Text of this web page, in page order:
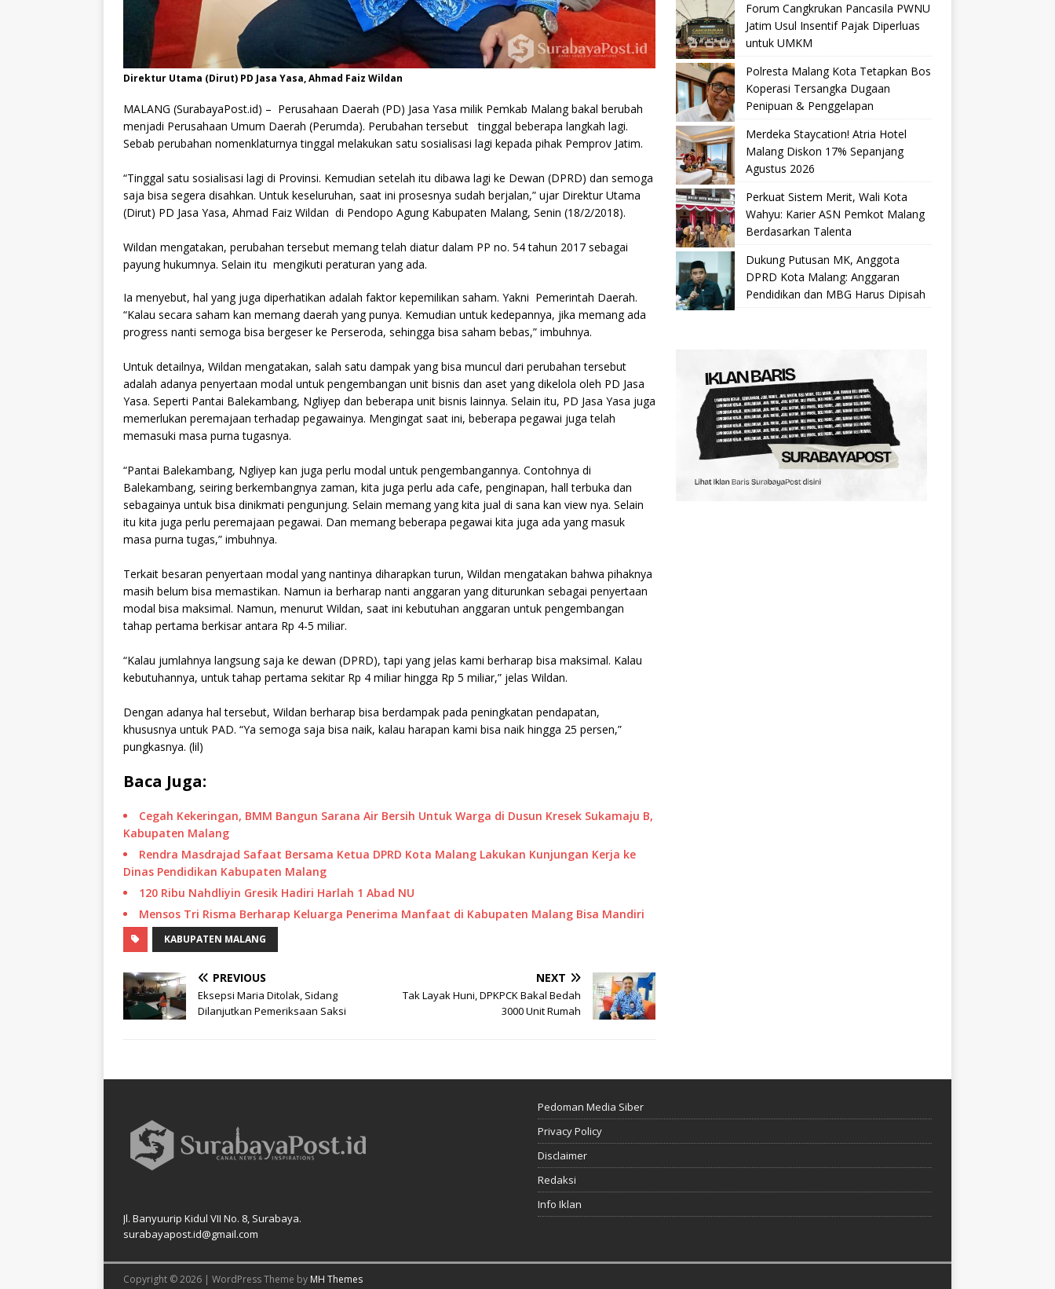
Direktur Utama (Dirut) PD Jasa Yasa, Ahmad Faiz Wildan
MALANG (SurabayaPost.id) – Perusahaan Daerah (PD) Jasa Yasa milik Pemkab Malang bakal berubah
menjadi Perusahaan Umum Daerah (Perumda). Perubahan tersebut tinggal beberapa langkah lagi.
Sebab perubahan nomenklaturnya tinggal melakukan satu sosialisasi lagi kepada pihak Pemprov Jatim.
“Tinggal satu sosialisasi lagi di Provinsi. Kemudian setelah itu dibawa lagi ke Dewan (DPRD) dan semoga
saja bisa segera disahkan. Untuk keseluruhan, saat ini prosesnya sudah berjalan,” ujar Direktur Utama
(Dirut) PD Jasa Yasa, Ahmad Faiz Wildan di Pendopo Agung Kabupaten Malang, Senin (18/2/2018).
Wildan mengatakan, perubahan tersebut memang telah diatur dalam PP no. 54 tahun 2017 sebagai
payung hukumnya. Selain itu mengikuti peraturan yang ada.
Ia menyebut, hal yang juga diperhatikan adalah faktor kepemilikan saham. Yakni Pemerintah Daerah.
“Kalau secara saham kan memang daerah yang punya. Kemudian untuk kedepannya, jika memang ada
progress nanti semoga bisa bergeser ke Perseroda, sehingga bisa saham bebas,” imbuhnya.
Untuk detailnya, Wildan mengatakan, salah satu dampak yang bisa muncul dari perubahan tersebut
adalah adanya penyertaan modal untuk pengembangan unit bisnis dan aset yang dikelola oleh PD Jasa
Yasa. Seperti Pantai Balekambang, Ngliyep dan beberapa unit bisnis lainnya. Selain itu, PD Jasa Yasa juga
memerlukan peremajaan terhadap pegawainya. Mengingat saat ini, beberapa pegawai juga telah
memasuki masa purna tugasnya.
“Pantai Balekambang, Ngliyep kan juga perlu modal untuk pengembangannya. Contohnya di
Balekambang, seiring berkembangnya zaman, kita juga perlu ada cafe, penginapan, hall terbuka dan
sebagainya untuk bisa dinikmati pengunjung. Selain memang yang kita jual di sana kan view nya. Selain
itu kita juga perlu peremajaan pegawai. Dan memang beberapa pegawai kita juga ada yang masuk
masa purna tugas,” imbuhnya.
Terkait besaran penyertaan modal yang nantinya diharapkan turun, Wildan mengatakan bahwa pihaknya
masih belum bisa memastikan. Namun ia berharap nanti anggaran yang diturunkan sebagai penyertaan
modal bisa maksimal. Namun, menurut Wildan, saat ini kebutuhan anggaran untuk pengembangan
tahap pertama berkisar antara Rp 4-5 miliar.
“Kalau jumlahnya langsung saja ke dewan (DPRD), tapi yang jelas kami berharap bisa maksimal. Kalau
kebutuhannya, untuk tahap pertama sekitar Rp 4 miliar hingga Rp 5 miliar,” jelas Wildan.
Dengan adanya hal tersebut, Wildan berharap bisa berdampak pada peningkatan pendapatan,
khususnya untuk PAD. “Ya semoga saja bisa naik, kalau harapan kami bisa naik hingga 25 persen,”
pungkasnya. (lil)
Baca Juga:
Cegah Kekeringan, BMM Bangun Sarana Air Bersih Untuk Warga di Dusun Kresek Sukamaju B,
Kabupaten Malang
Rendra Masdrajad Safaat Bersama Ketua DPRD Kota Malang Lakukan Kunjungan Kerja ke
Dinas Pendidikan Kabupaten Malang
120 Ribu Nahdliyin Gresik Hadiri Harlah 1 Abad NU
Mensos Tri Risma Berharap Keluarga Penerima Manfaat di Kabupaten Malang Bisa Mandiri
KABUPATEN MALANG
PREVIOUS
Eksepsi Maria Ditolak, Sidang
Dilanjutkan Pemeriksaan Saksi
NEXT
Tak Layak Huni, DPKPCK Bakal Bedah
3000 Unit Rumah
Forum Cangkrukan Pancasila PWNU
Jatim Usul Insentif Pajak Diperluas
untuk UMKM
Polresta Malang Kota Tetapkan Bos
Koperasi Tersangka Dugaan
Penipuan & Penggelapan
Merdeka Staycation! Atria Hotel
Malang Diskon 17% Sepanjang
Agustus 2026
Perkuat Sistem Merit, Wali Kota
Wahyu: Karier ASN Pemkot Malang
Berdasarkan Talenta
Dukung Putusan MK, Anggota
DPRD Kota Malang: Anggaran
Pendidikan dan MBG Harus Dipisah
Jl. Banyuurip Kidul VII No. 8, Surabaya.
surabayapost.id@gmail.com
Pedoman Media Siber
Privacy Policy
Disclaimer
Redaksi
Info Iklan
Copyright © 2026 | WordPress Theme by MH Themes